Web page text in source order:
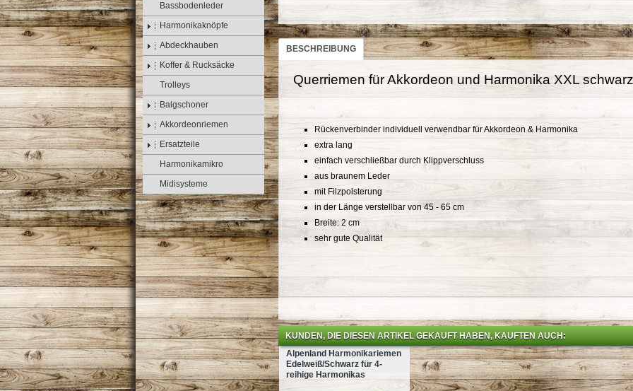
Bassbodenleder
Harmonikaknöpfe
Abdeckhauben
Koffer & Rucksäcke
Trolleys
Balgschoner
Akkordeonriemen
Ersatzteile
Harmonikamikro
Midisysteme
BESCHREIBUNG
Querriemen für Akkordeon und Harmonika XXL schwarz
Rückenverbinder individuell verwendbar für Akkordeon & Harmonika
extra lang
einfach verschließbar durch Klippverschluss
aus braunem Leder
mit Filzpolsterung
in der Länge verstellbar von 45 - 65 cm
Breite: 2 cm
sehr gute Qualität
KUNDEN, DIE DIESEN ARTIKEL GEKAUFT HABEN, KAUFTEN AUCH:
Alpenland Harmonikariemen
Edelweiß/Schwarz für 4-
reihige Harmonikas